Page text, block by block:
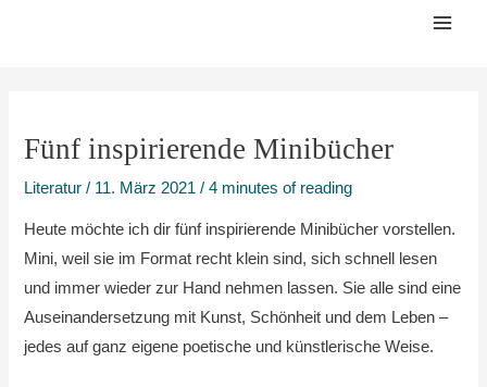
Fünf inspirierende Minibücher
Literatur / 11. März 2021/4 minutes of reading
Heute möchte ich dir fünf inspirierende Minibücher vorstellen.
Mini, weil sie im Format recht klein sind, sich schnell lesen
und immer wieder zur Hand nehmen lassen. Sie alle sind eine
Auseinandersetzung mit Kunst, Schönheit und dem Leben –
jedes auf ganz eigene poetische und künstlerische Weise.